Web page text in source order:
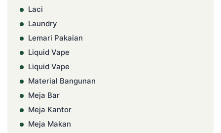
Laci
Laundry
Lemari Pakaian
Liquid Vape
Liquid Vape
Material Bangunan
Meja Bar
Meja Kantor
Meja Makan